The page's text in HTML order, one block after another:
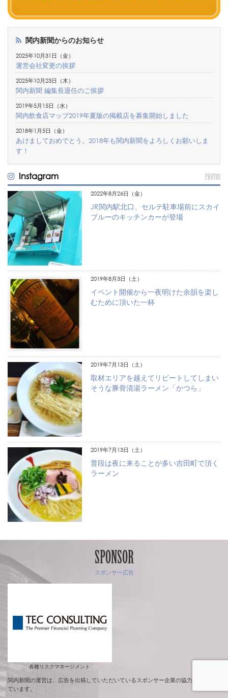
関内新聞からのお知らせ
2025年10月31日（金）
運営会社変更の挨拶
2025年10月23日（木）
関内新聞 編集長退任のご挨拶
2019年5月15日（水）
関内飲食店マップ2019年夏版の掲載店を募集開始しました
2018年1月5日（金）
あけましておめでとう。2018年も関内新聞をよろしくお願いしま
す！
Instagram PHOTOS
2022年8月26日（金）
JR関内駅北口、セルテ駐車場前にスカイ
ブルーのキッチンカーが登場
2019年8月3日（土）
イベント開催から一夜明けた余韻を楽し
むために頂いた一杯
2019年7月13日（土）
取材エリアを越えてリピートしてしまい
そうな豚骨清湯ラーメン「かつら」
2019年7月13日（土）
普段は夜に来ることが多い吉田町で頂く
ラーメン
SPONSOR
スポンサー広告
各種リスクマネージメント
関内新聞の運営は、広告を出稿していただいているスポンサー企業の協力で成り立っ
ています。